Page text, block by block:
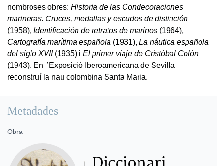
nombroses obres: Historia de las Condecoraciones
marineras. Cruces, medallas y escudos de distinción
(1958), Identificación de retratos de marinos (1964),
Cartografía marítima española (1931), La náutica española
del siglo XVII(1935) i El primer viaje de Cristóbal Colón
(1943). En l’Exposició Iberoamericana de Sevilla
reconstruí la nau colombina Santa Maria.
Metadades
Obra